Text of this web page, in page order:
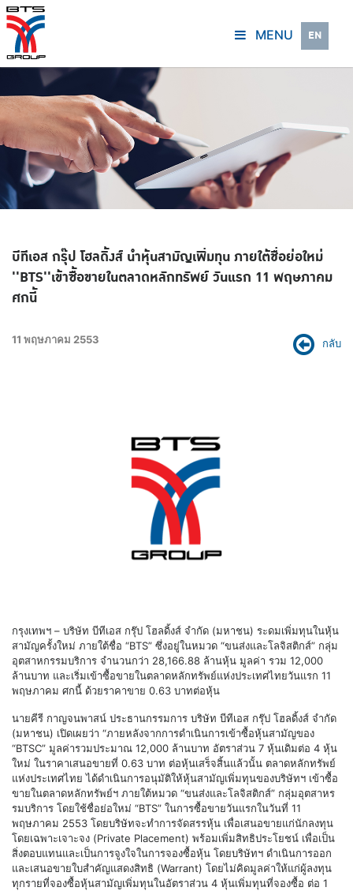
MENU EN
บีทีเอส กรุ๊ป โฮลดิ้งส์ นำหุ้นสามัญเพิ่มทุน ภายใต้ชื่อย่อใหม่
''BTS''เข้าซื้อขายในตลาดหลักทรัพย์ วันแรก 11 พฤษภาคม
ศกนี้
กลับ
11 พฤษภาคม 2553
กรุงเทพฯ – บริษัท บีทีเอส กรุ๊ป โฮลดิ้งส์ จำกัด (มหาชน) ระดมเพิ่มทุนในหุ้น
สามัญครั้งใหม่ ภายใต้ชื่อ “BTS” ซึ่งอยู่ในหมวด “ขนส่งและโลจิสติกส์” กลุ่ม
อุตสาหกรรมบริการ จำนวนกว่า 28,166.88 ล้านหุ้น มูลค่า รวม 12,000
ล้านบาท และเริ่มเข้าซื้อขายในตลาดหลักทรัพย์แห่งประเทศไทยวันแรก 11
พฤษภาคม ศกนี้ ด้วยราคาขาย 0.63 บาทต่อหุ้น
นายคีรี กาญจนพาสน์ ประธานกรรมการ บริษัท บีทีเอส กรุ๊ป โฮลดิ้งส์ จำกัด
(มหาชน) เปิดเผยว่า “ภายหลังจากการดำเนินการเข้าซื้อหุ้นสามัญของ
“BTSC” มูลค่ารวมประมาณ 12,000 ล้านบาท อัตราส่วน 7 หุ้นเดิมต่อ 4 หุ้น
ใหม่ ในราคาเสนอขายที่ 0.63 บาท ต่อหุ้นเสร็จสิ้นแล้วนั้น ตลาดหลักทรัพย์
แห่งประเทศไทย ได้ดำเนินการอนุมัติให้หุ้นสามัญเพิ่มทุนของบริษัทฯ เข้าซื้อ
ขายในตลาดหลักทรัพย์ฯ ภายใต้หมวด “ขนส่งและโลจิสติกส์” กลุ่มอุตสาหร
รมบริการ โดยใช้ชื่อย่อใหม่ “BTS” ในการซื้อขายวันแรกในวันที่ 11
พฤษภาคม 2553 โดยบริษัทจะทำการจัดสรรหุ้น เพื่อเสนอขายแก่นักลงทุน
โดยเฉพาะเจาะจง (Private Placement) พร้อมเพิ่มสิทธิประโยชน์ เพื่อเป็น
สิ่งตอบแทนและเป็นการจูงใจในการจองซื้อหุ้น โดยบริษัทฯ ดำเนินการออก
และเสนอขายใบสำคัญแสดงสิทธิ (Warrant) โดยไม่คิดมูลค่าให้แก่ผู้ลงทุน
ทุกรายที่จองซื้อหุ้นสามัญเพิ่มทุนในอัตราส่วน 4 หุ้นเพิ่มทุนที่จองซื้อ ต่อ 1